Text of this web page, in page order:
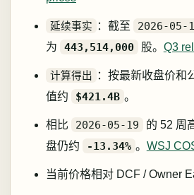
延续事实 ：截至 2026-05-
为
443,514,000 股。 Q3
计算得出 ：按最新收盘价和
值约
$421.4B 。
相比 2026-05-19 的 52 周
盘仍约
-13.34% 。 WSJ
当前价格相对 DCF / Owner